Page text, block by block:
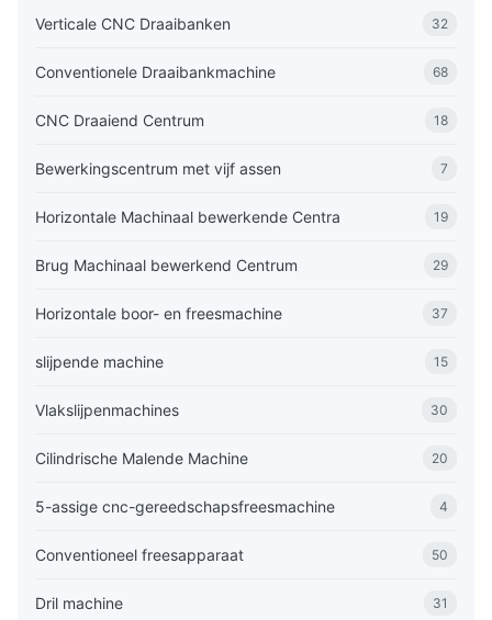
Verticale CNC Draaibanken 32
Conventionele Draaibankmachine 68
CNC Draaiend Centrum 18
Bewerkingscentrum met vijf assen 7
Horizontale Machinaal bewerkende Centra 19
Brug Machinaal bewerkend Centrum 29
Horizontale boor- en freesmachine 37
slijpende machine 15
Vlakslijpenmachines 30
Cilindrische Malende Machine 20
5-assige cnc-gereedschapsfreesmachine 4
Conventioneel freesapparaat 50
Dril machine 31